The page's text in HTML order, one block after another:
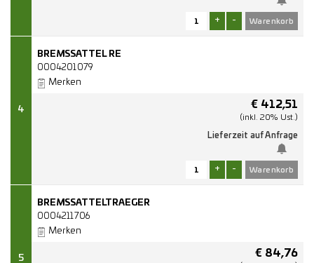
+ -
4
BREMSSATTEL RE
0004201079
Merken
€ 412,51
(inkl. 20% Ust.)
Lieferzeit auf Anfrage
+ -
5
BREMSSATTELTRAEGER
0004211706
Merken
€ 84,76